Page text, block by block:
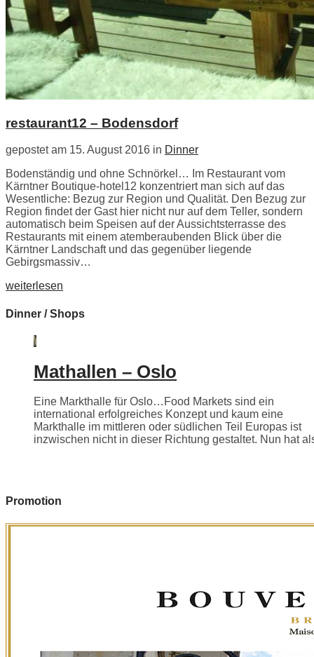
restaurant12 – Bodensdorf
gepostet am 15. August 2016 in Dinner
Bodenständig und ohne Schnörkel… Im Restaurant vom
Kärntner Boutique-hotel12 konzentriert man sich auf das
Wesentliche: Bezug zur Region und Qualität. Den Bezug zur
Region findet der Gast hier nicht nur auf dem Teller, sondern
automatisch beim Speisen auf der Aussichtsterrasse des
Restaurants mit einem atemberaubenden Blick über die
Kärntner Landschaft und das gegenüber liegende
Gebirgsmassiv…
weiterlesen
Dinner / Shops
Mathallen – Oslo
Eine Markthalle für Oslo…Food Markets sind ein
international erfolgreiches Konzept und kaum eine
Markthalle im mittleren oder südlichen Teil Europas ist
inzwischen nicht in dieser Richtung gestaltet. Nun hat
Promotion